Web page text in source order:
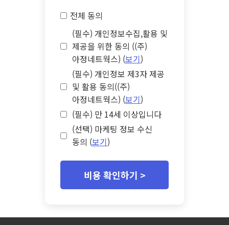
전체 동의
(필수) 개인정보수집,활용 및
제공을 위한 동의 ((주)
아정네트웍스) (보기)
(필수) 개인정보 제3자 제공
및 활용 동의((주)
아정네트웍스) (보기)
(필수) 만 14세 이상입니다
(선택) 마케팅 정보 수신
동의 (보기)
비용 확인하기 >